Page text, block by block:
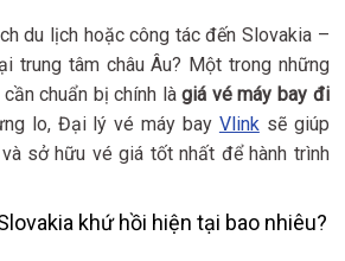
du lịch hoặc công tác đến Slovakia –
trung tâm châu Âu? Một trong những
chuẩn bị chính làgiá vé máy bay đi
lo, Đại lý vé máy bay Vlinksẽ giúp
sở hữu vé giá tốt nhất để hành trình
khứ hồi hiện tại bao nhiêu?